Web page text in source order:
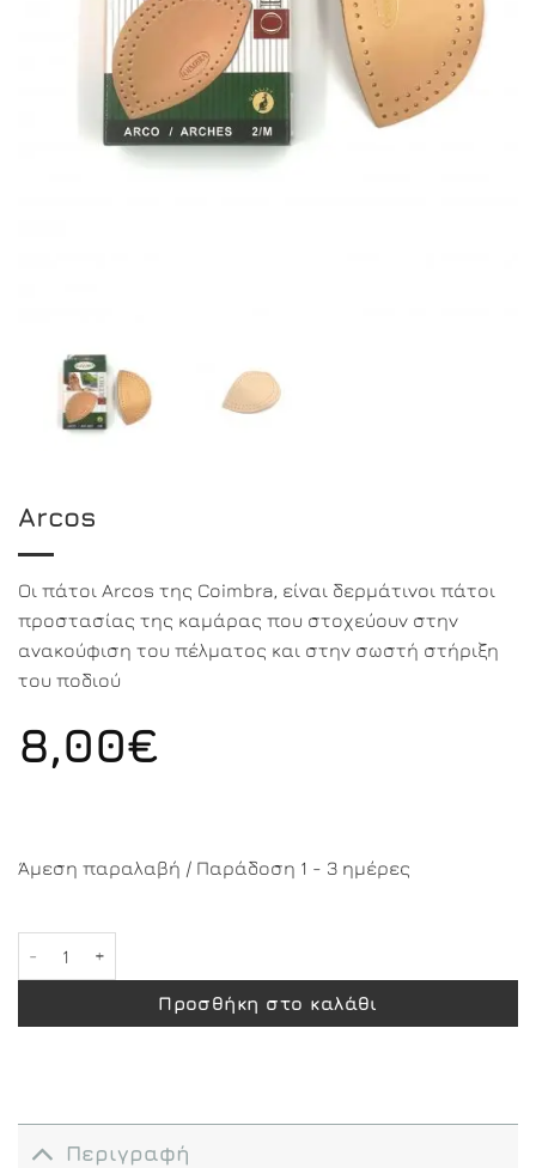
Arcos
Οι πάτοι Arcos της Coimbra, είναι δερμάτινοι πάτοι
προστασίας της καμάρας που στοχεύουν στην
ανακούφιση του πέλματος και στην σωστή στήριξη
του ποδιού
8,00€
Άμεση παραλαβή / Παράδοση 1 - 3 ημέρες
Προσθήκη στο καλάθι
Περιγραφή